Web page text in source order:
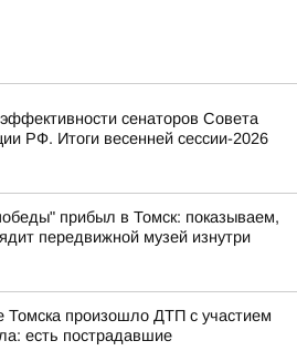
сенаторов Совета
РФ. Итоги весенней сессии-2026
прибыл в Томск: показываем,
передвижной музей изнутри
Томска произошло ДТП с участием
есть пострадавшие